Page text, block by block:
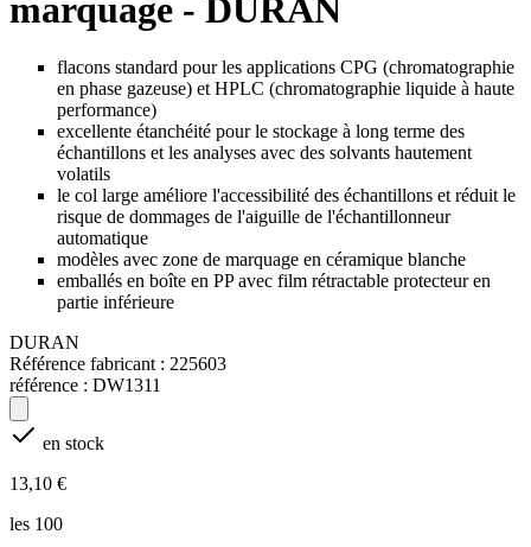
marquage - DURAN
flacons standard pour les applications CPG (chromatographie
en phase gazeuse) et HPLC (chromatographie liquide à haute
performance)
excellente étanchéité pour le stockage à long terme des
échantillons et les analyses avec des solvants hautement
volatils
le col large améliore l'accessibilité des échantillons et réduit le
risque de dommages de l'aiguille de l'échantillonneur
automatique
modèles avec zone de marquage en céramique blanche
emballés en boîte en PP avec film rétractable protecteur en
partie inférieure
DURAN
Référence fabricant : 225603
référence : DW1311
en stock
13,10 €
les 100